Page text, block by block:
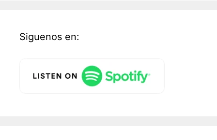
Siguenos en: